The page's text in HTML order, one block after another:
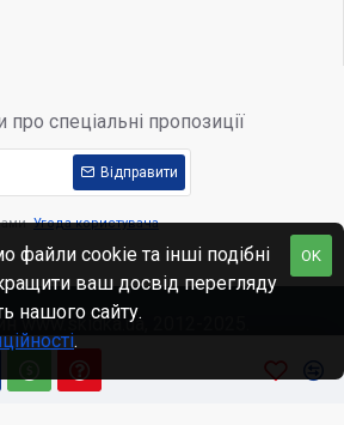
спеціальні пропозиції
Відправити
Угода користувача
www.skidka.ua, 2012-2025.
OK
файли cookie та інші подібні
ваш досвід перегляду
нашого сайту.
.